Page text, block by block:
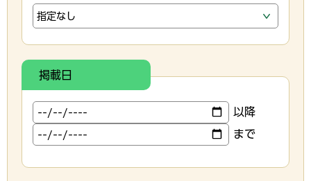
掲載日
以降
まで